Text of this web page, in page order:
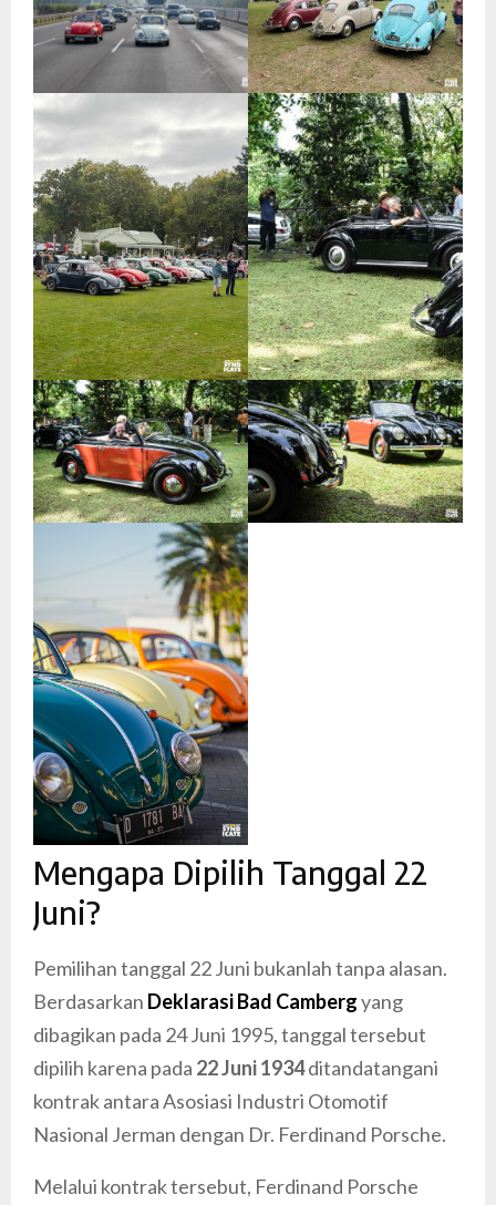
Mengapa Dipilih Tanggal 22
Juni?
Pemilihan tanggal 22 Juni bukanlah tanpa alasan.
Berdasarkan Deklarasi Bad Cambergyang
dibagikan pada 24 Juni 1995, tanggal tersebut
dipilih karena pada 22 Juni 1934ditandatangani
kontrak antara Asosiasi Industri Otomotif
Nasional Jerman dengan Dr. Ferdinand Porsche.
Melalui kontrak tersebut, Ferdinand Porsche